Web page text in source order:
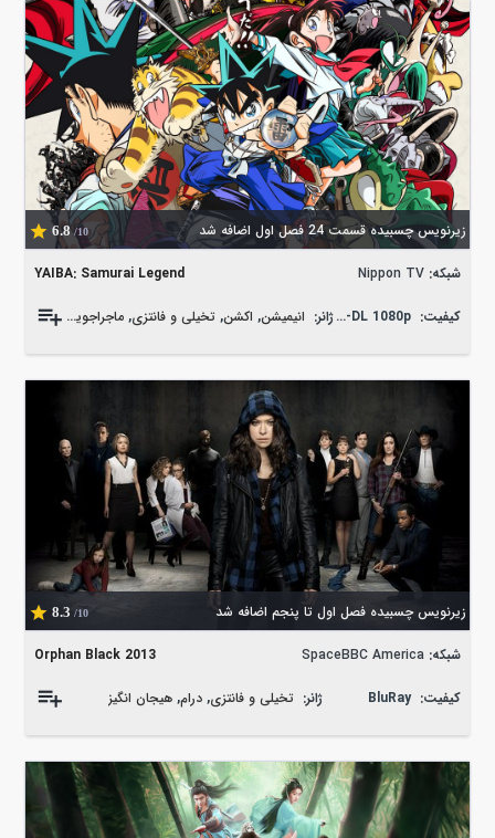
زیرنویس چسبیده قسمت 24 فصل اول اضافه شد 6.8 /10
YAIBA: Samurai Legend شبکه: Nippon TV
کیفیت: WEB-DL 1080p ژانر: انیمیشن, اکشن, تخیلی و فانتزی, ماجراجویی ,کمدی
زیرنویس چسبیده فصل اول تا پنجم اضافه شد 8.3 /10
Orphan Black 2013 شبکه: SpaceBBC America
کیفیت: BluRay ژانر: تخیلی و فانتزی,درام,هیجان انگیز